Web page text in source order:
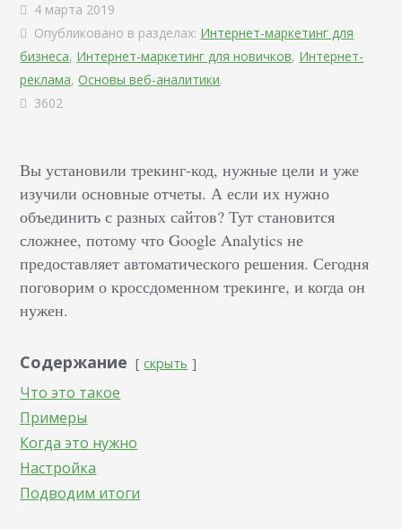
4 марта 2019
Опубликовано в разделах: Интернет-маркетинг для
бизнеса, Интернет-маркетинг для новичков, Интернет-
реклама,Основы веб-аналитики.
3602
Вы установили трекинг-код, нужные цели и уже
изучили основные отчеты. А если их нужно
объединить с разных сайтов? Тут становится
сложнее, потому что Google Analytics не
предоставляет автоматического решения. Сегодня
поговорим о кроссдоменном трекинге, и когда он
нужен.
Содержание скрыть
Что это такое
Примеры
Когда это нужно
Настройка
Подводим итоги